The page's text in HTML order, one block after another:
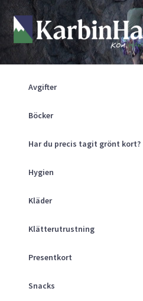
Hoppa
till
navigering
Hoppa
till
innehåll
Shop
Returpolicy
Mitt Konto
Kurser
Klätterväggen
Aktuellt
Avgifter
Böcker
Har du precis tagit grönt kort?
Hygien
Kläder
Klätterutrustning
Presentkort
Snacks